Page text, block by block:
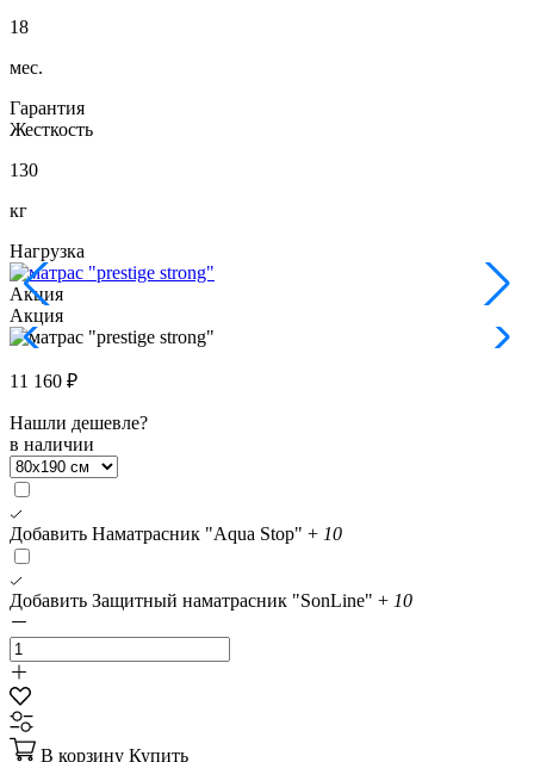
18
мес.
Гарантия
Жесткость
130
кг
Нагрузка
Акция
Акция
11 160 ₽
Нашли дешевле?
в наличии
Добавить Наматрасник "Aqua Stop" + 10
Добавить Защитный наматрасник "SonLine" + 10
В корзину Купить